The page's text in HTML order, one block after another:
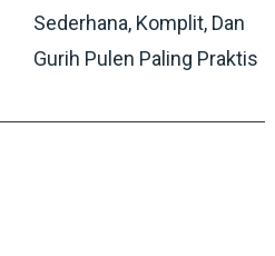
Sederhana, Komplit, Dan
Gurih Pulen Paling Praktis